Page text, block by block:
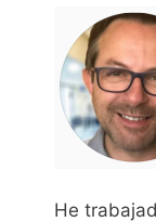
He